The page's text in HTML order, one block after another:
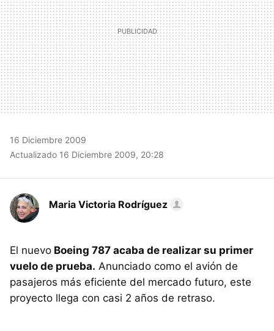
16 Diciembre 2009
Actualizado 16 Diciembre 2009, 20:28
Maria Victoria Rodríguez
El nuevo Boeing 787 acaba de realizar su primer
vuelo de prueba. Anunciado como el avión de
pasajeros más eficiente del mercado futuro, este
proyecto llega con casi 2 años de retraso.